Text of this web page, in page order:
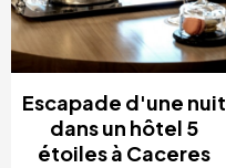
Escapade d'une nuit
dans un hôtel 5
étoiles à Caceres